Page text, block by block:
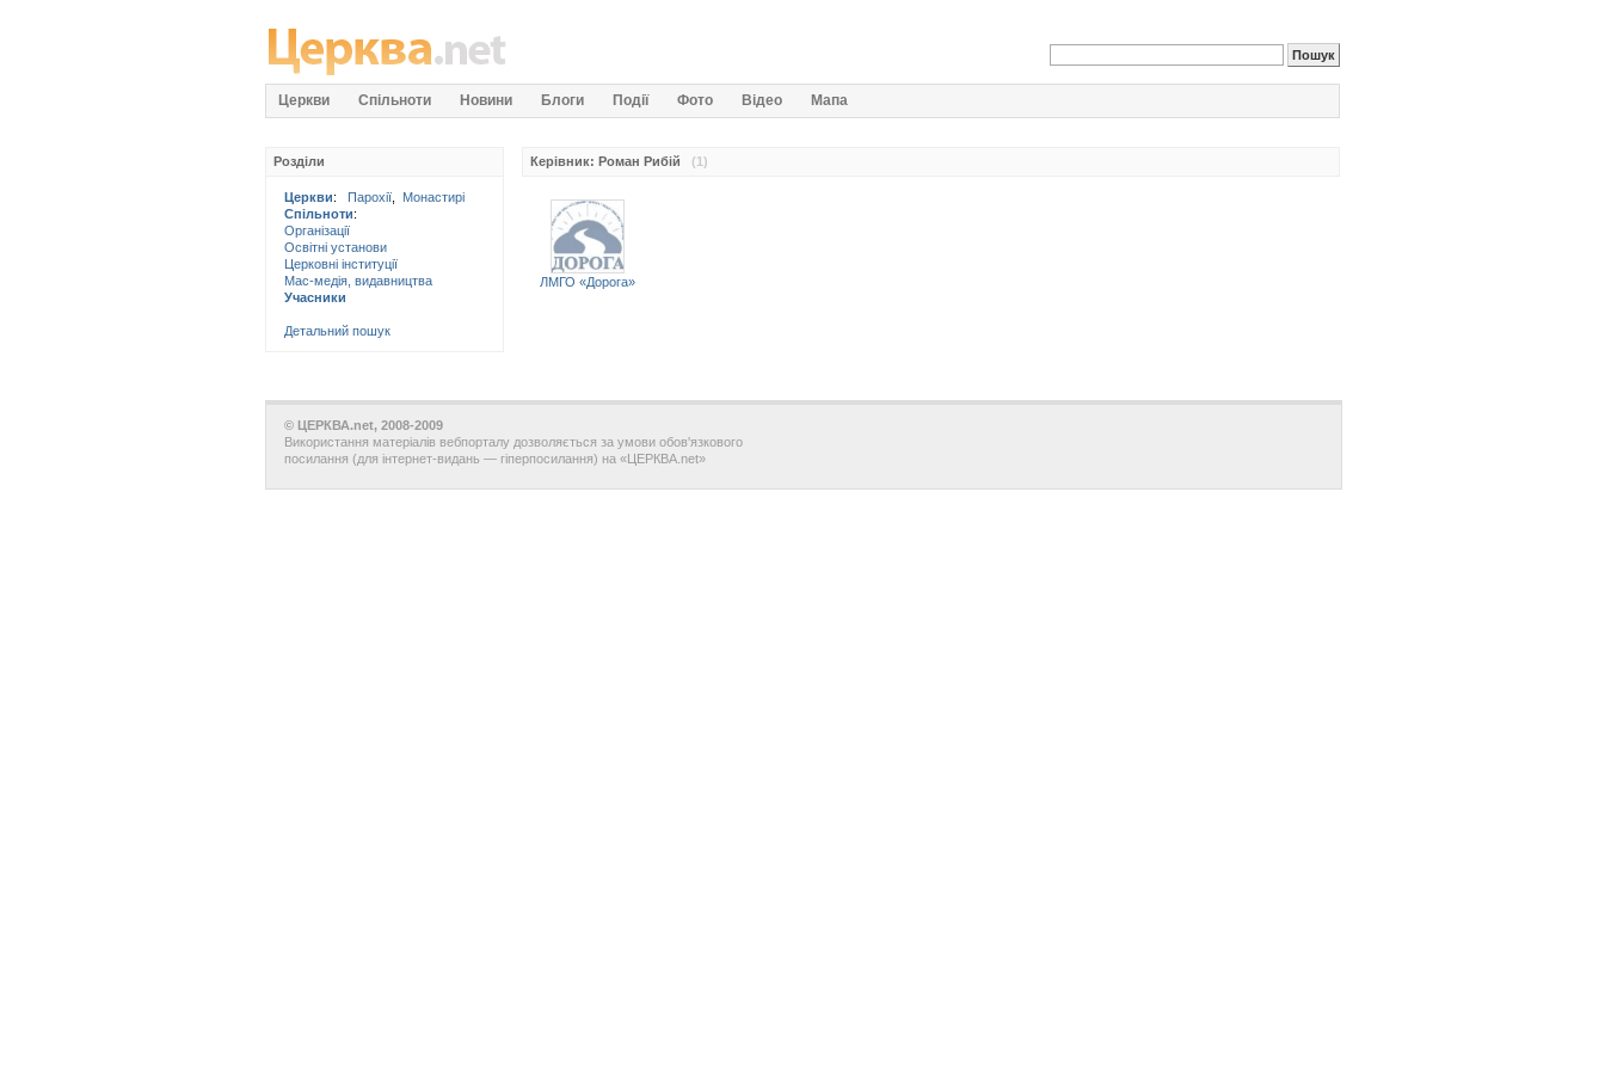
Церкви Спільноти Новини Блоги Події Фото Відео Мапа
Розділи
Церкви: Парохії
Монастирі
Спільноти:
Організації
Освітні установи
Церковні інституції
Мас-медія, видавництва
Учасники
Детальний пошук
Керівник: Роман Рибій (1)
ЛМГО «Дорога»
© ЦЕРКВА.net, 2008-2009
Використання матеріалів вебпорталу дозволяється за умови обов'язкового
посилання (для інтернет-видань — гіперпосилання) на «ЦЕРКВА.net»